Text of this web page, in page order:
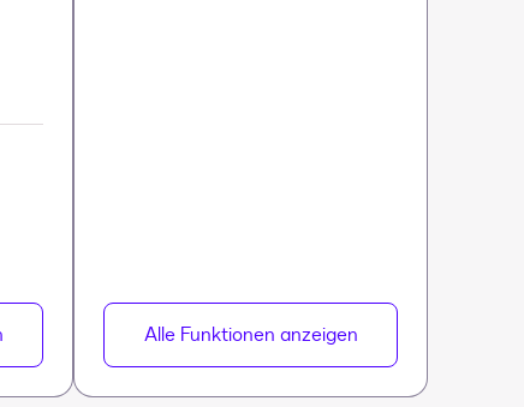
Alle Funktionen anzeigen